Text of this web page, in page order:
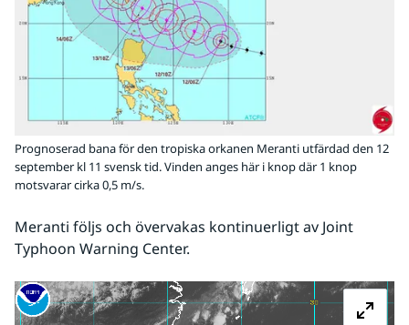
Prognoserad bana för den tropiska orkanen Meranti utfärdad den 12
september kl 11 svensk tid. Vinden anges här i knop där 1 knop
motsvarar cirka 0,5 m/s.
Meranti följs och övervakas kontinuerligt av Joint
Typhoon Warning Center.